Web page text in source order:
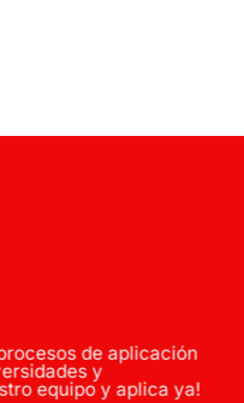
de aplicación
y
equipo y aplica ya!